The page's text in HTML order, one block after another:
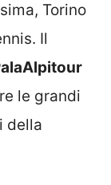
Torino
Il
le grandi
della